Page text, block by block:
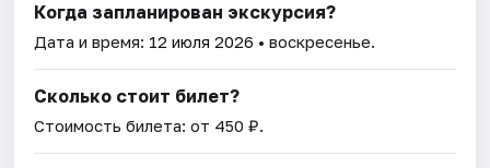
Когда запланирован экскурсия?
Дата и время: 12 июля 2026 • воскресенье.
Сколько стоит билет?
Стоимость билета: от 450 ₽.